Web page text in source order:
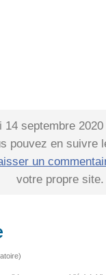
septembre
pouvez en suivre
un
votre propre site.